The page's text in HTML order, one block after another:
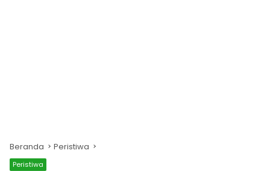
Beranda Peristiwa
Peristiwa